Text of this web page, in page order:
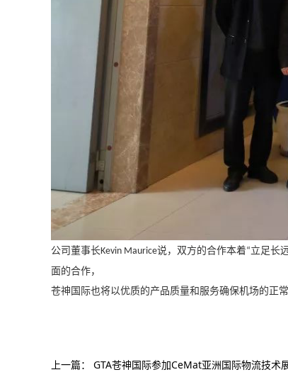
公司董事长Kevin Maurice说，双方的合作本着“立足长
面的合作，
苍神国际也将以优质的产品质量和服务确保机场的正
上一篇： GTA苍神国际参加CeMat亚洲国际物流技术